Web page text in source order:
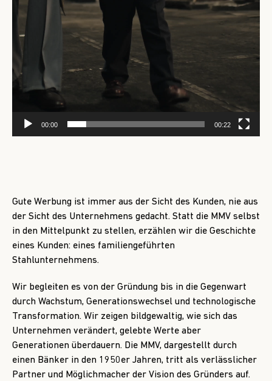
00:00 00:22
Gute Werbung ist immer aus der Sicht des Kunden, nie aus
der Sicht des Unternehmens gedacht. Statt die MMV selbst
in den Mittelpunkt zu stellen, erzählen wir die Geschichte
eines Kunden: eines familiengeführten
Stahlunternehmens.
Wir begleiten es von der Gründung bis in die Gegenwart
durch Wachstum, Generationswechsel und technologische
Transformation. Wir zeigen bildgewaltig, wie sich das
Unternehmen verändert, gelebte Werte aber
Generationen überdauern. Die MMV, dargestellt durch
einen Bänker in den 1950er Jahren, tritt als verlässlicher
Partner und Möglichmacher der Vision des Gründers auf.